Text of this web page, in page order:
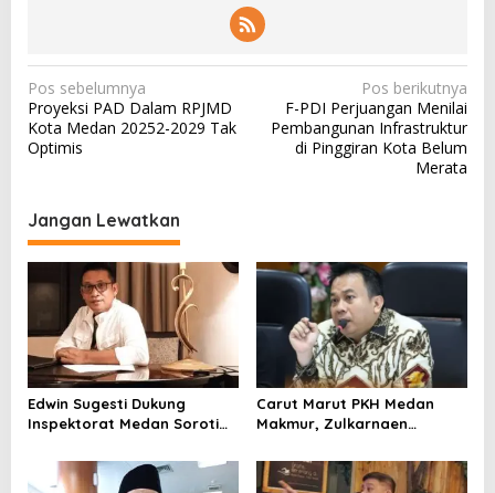
N
a
v
g
a
s
p
o
s
Pos sebelumnya
Proyeksi PAD Dalam RPJMD
Kota Medan 20252-2029 Tak
Optimis
Pos berikutnya
F-PDI Perjuangan Menilai
Pembangunan Infrastruktur
di Pinggiran Kota Belum
Merata
Jangan Lewatkan
Edwin Sugesti Dukung
Inspektorat Medan Soroti
Terkait Rendahnya Serapan
Anggaran
Carut Marut PKH Medan
Makmur, Zulkarnaen
Pemko Salurkan Bansos